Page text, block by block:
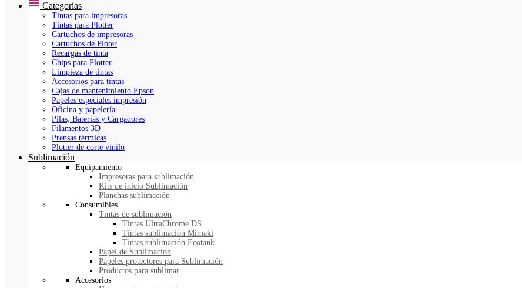
Categorías
Tintas para impresoras
Tintas para Plotter
Cartuchos de impresoras
Cartuchos de Plóter
Recargas de tinta
Chips para Plotter
Limpieza de tintas
Accesorios para tintas
Cajas de mantenimiento Epson
Papeles especiales impresión
Oficina y papelería
Pilas, Baterías y Cargadores
Filamentos 3D
Prensas térmicas
Plotter de corte vinilo
Sublimación
Equipamiento
Impresoras para sublimación
Kits de inicio Sublimación
Planchas sublimación
Consumibles
Tintas de sublimación
Tintas UltraChrome DS
Tintas sublimación Mimaki
Tintas sublimación Ecotank
Papel de Sublimación
Papeles protectores para Sublimación
Productos para sublimar
Accesorios